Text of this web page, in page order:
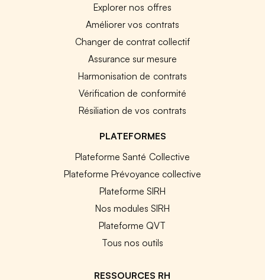
Explorer nos offres
Améliorer vos contrats
Changer de contrat collectif
Assurance sur mesure
Harmonisation de contrats
Vérification de conformité
Résiliation de vos contrats
PLATEFORMES
Plateforme Santé Collective
Plateforme Prévoyance collective
Plateforme SIRH
Nos modules SIRH
Plateforme QVT
Tous nos outils
RESSOURCES RH